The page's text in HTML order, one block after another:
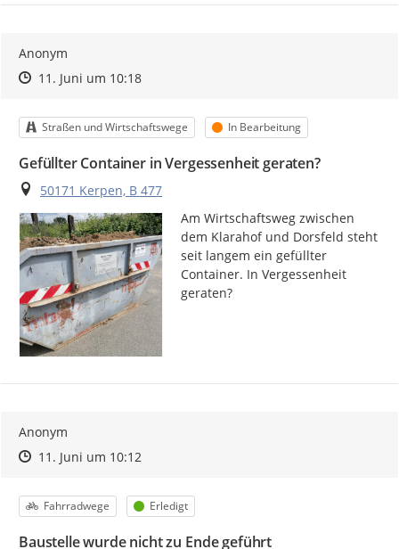
Anonym
Zeitpunkt des Erstellens
Zeitpunkt des Erstellens
11. Juni um 10:18Zur Äußerung
Kategorie
Straßen und Wirtschaftswege Status
In Bearbeitung
Gefüllter Container in Vergessenheit geraten?
Ort
50171 Kerpen, B 477
Am Wirtschaftsweg zwischen
dem Klarahof und Dorsfeld steht
seit langem ein gefüllter
Container. In Vergessenheit
geraten?
Anonym
Zeitpunkt des Erstellens
Zeitpunkt des Erstellens
11. Juni um 10:12Zur Äußerung
Kategorie
Fahrradwege Status
Erledigt
Baustelle wurde nicht zu Ende geführt